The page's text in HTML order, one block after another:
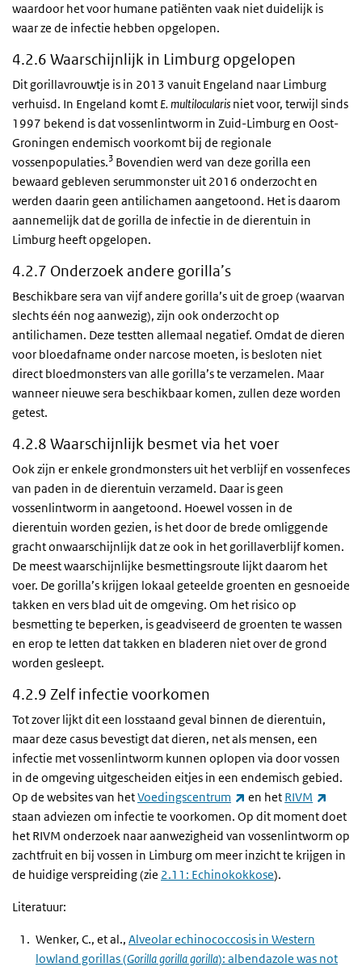
waardoor het voor humane patiënten vaak niet duidelijk is
waar ze de infectie hebben opgelopen.
4.2.6 Waarschijnlijk in Limburg opgelopen
Dit gorillavrouwtje is in 2013 vanuit Engeland naar Limburg
verhuisd. In Engeland komt E. multilocularis niet voor, terwijl sinds
1997 bekend is dat vossenlintworm in Zuid-Limburg en Oost-
Groningen endemisch voorkomt bij de regionale
vossenpopulaties.3 Bovendien werd van deze gorilla een
bewaard gebleven serummonster uit 2016 onderzocht en
werden daarin geen antilichamen aangetoond. Het is daarom
aannemelijk dat de gorilla de infectie in de dierentuin in
Limburg heeft opgelopen.
4.2.7 Onderzoek andere gorilla’s
Beschikbare sera van vijf andere gorilla’s uit de groep (waarvan
slechts één nog aanwezig), zijn ook onderzocht op
antilichamen. Deze testten allemaal negatief. Omdat de dieren
voor bloedafname onder narcose moeten, is besloten niet
direct bloedmonsters van alle gorilla’s te verzamelen. Maar
wanneer nieuwe sera beschikbaar komen, zullen deze worden
getest.
4.2.8 Waarschijnlijk besmet via het voer
Ook zijn er enkele grondmonsters uit het verblijf en vossenfeces
van paden in de dierentuin verzameld. Daar is geen
vossenlintworm in aangetoond. Hoewel vossen in de
dierentuin worden gezien, is het door de brede omliggende
gracht onwaarschijnlijk dat ze ook in het gorillaverblijf komen.
De meest waarschijnlijke besmettingsroute lijkt daarom het
voer. De gorilla’s krijgen lokaal geteelde groenten en gesnoeide
takken en vers blad uit de omgeving. Om het risico op
besmetting te beperken, is geadviseerd de groenten te wassen
en erop te letten dat takken en bladeren niet over de grond
worden gesleept.
4.2.9 Zelf infectie voorkomen
Tot zover lijkt dit een losstaand geval binnen de dierentuin,
maar deze casus bevestigt dat dieren, net als mensen, een
infectie met vossenlintworm kunnen oplopen via door vossen
in de omgeving uitgescheiden eitjes in een endemisch gebied.
Op de websites van hetVoedingscentrum (externe link)
en het RIVM
staan adviezen om infectie te voorkomen. Op dit moment doet
het RIVM onderzoek naar aanwezigheid van vossenlintworm op
zachtfruit en bij vossen in Limburg om meer inzicht te krijgen in
de huidige verspreiding (zie 2.11: Echinokokkose).
Literatuur:
Wenker, C., et al., Alveolar echinococcosis in Western
lowland gorillas (Gorilla gorilla gorilla): albendazole was not